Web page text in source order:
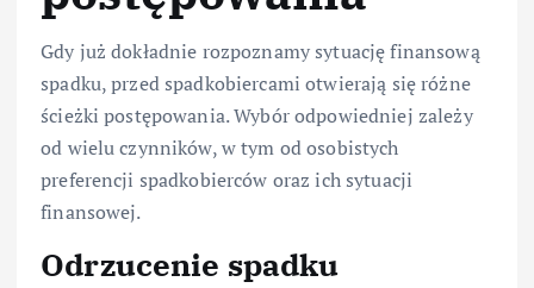
Gdy już dokładnie rozpoznamy sytuację finansową
spadku, przed spadkobiercami otwierają się różne
ścieżki postępowania. Wybór odpowiedniej zależy
od wielu czynników, w tym od osobistych
preferencji spadkobierców oraz ich sytuacji
finansowej.
Odrzucenie spadku